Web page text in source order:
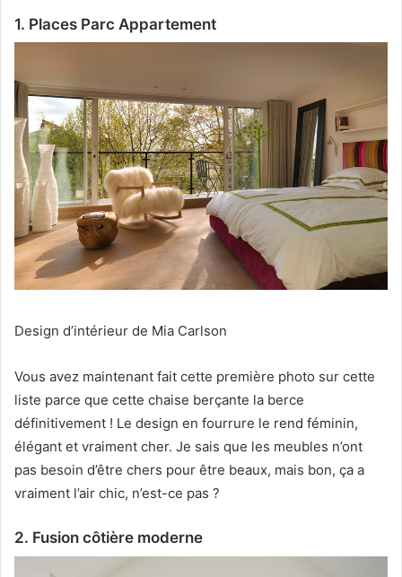
1. Places Parc Appartement
Design d’intérieur de Mia Carlson
Vous avez maintenant fait cette première photo sur cette
liste parce que cette chaise berçante la berce
définitivement ! Le design en fourrure le rend féminin,
élégant et vraiment cher. Je sais que les meubles n’ont
pas besoin d’être chers pour être beaux, mais bon, ça a
vraiment l’air chic, n’est-ce pas ?
2. Fusion côtière moderne